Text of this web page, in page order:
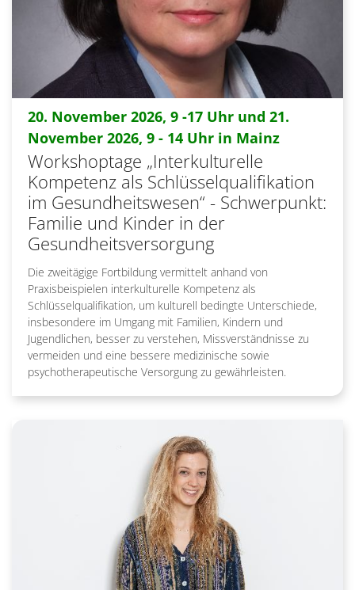
20. November 2026, 9 -17 Uhr und 21.
November 2026, 9 - 14 Uhr in Mainz:
Workshoptage „Interkulturelle
Kompetenz als Schlüsselqualifikation
im Gesundheitswesen“ - Schwerpunkt:
Familie und Kinder in der
Gesundheitsversorgung
Die zweitägige Fortbildung vermittelt anhand von
Praxisbeispielen interkulturelle Kompetenz als
Schlüsselqualifikation, um kulturell bedingte Unterschiede,
insbesondere im Umgang mit Familien, Kindern und
Jugendlichen, besser zu verstehen, Missverständnisse zu
vermeiden und eine bessere medizinische sowie
psychotherapeutische Versorgung zu gewährleisten.